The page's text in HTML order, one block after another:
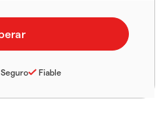
Seguro Fiable